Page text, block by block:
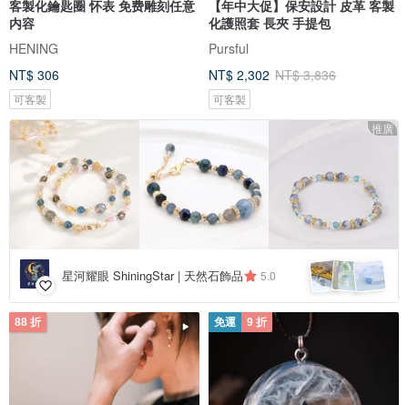
客製化鑰匙圈 怀表 免费雕刻任意
内容
HENING
NT$ 306
可客製
【年中大促】保安設計 皮革 客製
化護照套 長夾 手提包
Pursful
NT$ 2,302 NT$ 3,836
可客製
推廣
星河耀眼 ShiningStar | 天然石飾品 5.0
88 折 免運 9 折